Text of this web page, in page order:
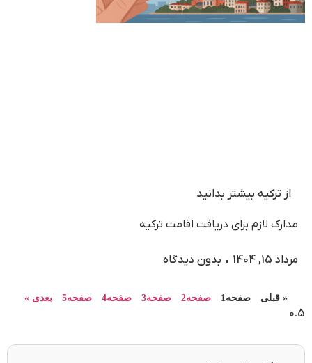
از ترکیه بیشتر بدانید
مدارک لازم برای دریافت اقامت ترکیه
مرداد 15, 1404 بدون دیدگاه
« قبلی صفحه 1 صفحه2 صفحه3 صفحه4 صفحه5 بعدی »